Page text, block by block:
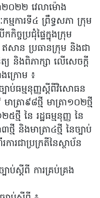
២០២២ វេលាម៉ោង
ការទី៤ ព្រឹទ្ធសភា ក្រុម
ច្ចប្រជុំផ្ទៃក្នុងក្រុម
សាន ប្រធានក្រុម និងជា
យ និងពិភាក្សា លើសេចក្តី
ក្រោម ៖
ាប់ធម្មនុញ្ញស្ដីពីវិសោធន
ាត្រា៩៨ថ្មី មាត្រា១០២ថ្មី
ថ្មី នៃ រដ្ឋធម្មនុញ្ញ នៃ
ថ្មី និងមាត្រា៤ថ្មី នៃច្បាប់
ារជាប្រក្រតីនៃស្ថាប័ន
ាប់ស្ដីពី ការគ្រប់គ្រង